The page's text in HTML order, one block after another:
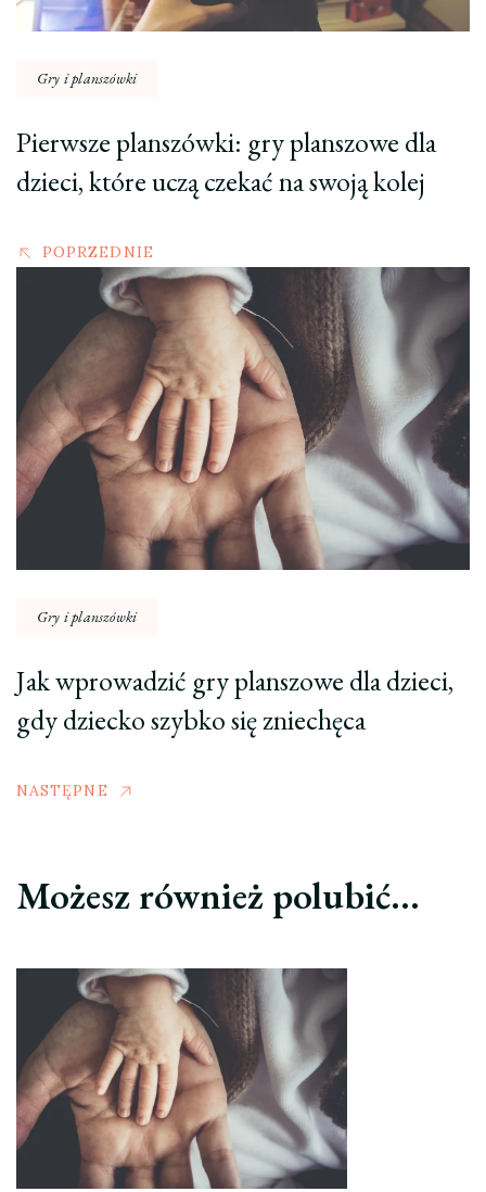
Gry i planszówki
Pierwsze planszówki: gry planszowe dla
dzieci, które uczą czekać na swoją kolej
POPRZEDNIE
Gry i planszówki
Jak wprowadzić gry planszowe dla dzieci,
gdy dziecko szybko się zniechęca
NASTĘPNE
Możesz również polubić…